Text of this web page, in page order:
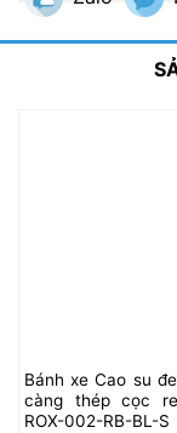
Bánh xe Cao su
càng thép cọc
ROX-002-RB-BL-S